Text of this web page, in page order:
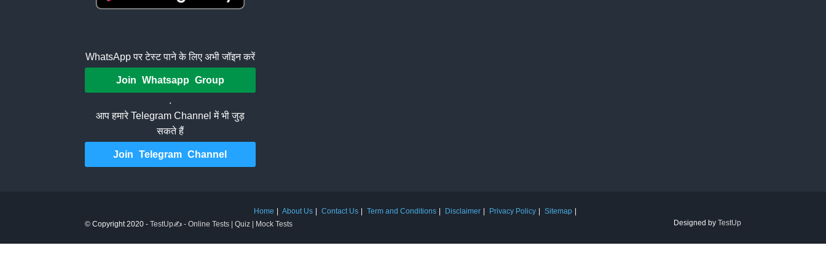
WhatsApp पर टेस्ट पाने के लिए अभी जॉइन करें
Join Whatsapp Group
.
आप हमारे Telegram Channel में भी जुड़
सकते हैं
Join Telegram Channel
Home About Us Contact Us Term and Conditions Disclaimer Privacy Policy
Sitemap
© Copyright 2020 - TestUp✍️ - Online Tests | Quiz | Mock Tests Designed by TestUp